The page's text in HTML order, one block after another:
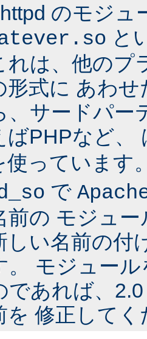
のモジュ
と
れは、他のプ
形式に あわ
、サードパー
ばPHPなど、
使っています
で
前の モジュ
しい名前の付
。 モジュー
であれば、
を 修正して